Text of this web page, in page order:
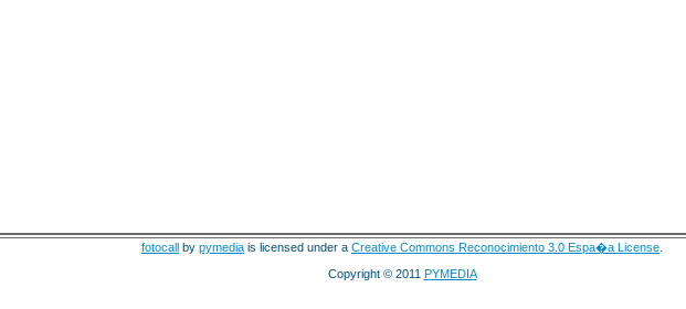
fotocall by pymedia is licensed under a Creative Commons Reconocimiento 3.0 Espa�a License
Copyright © 2011 PYMEDIA